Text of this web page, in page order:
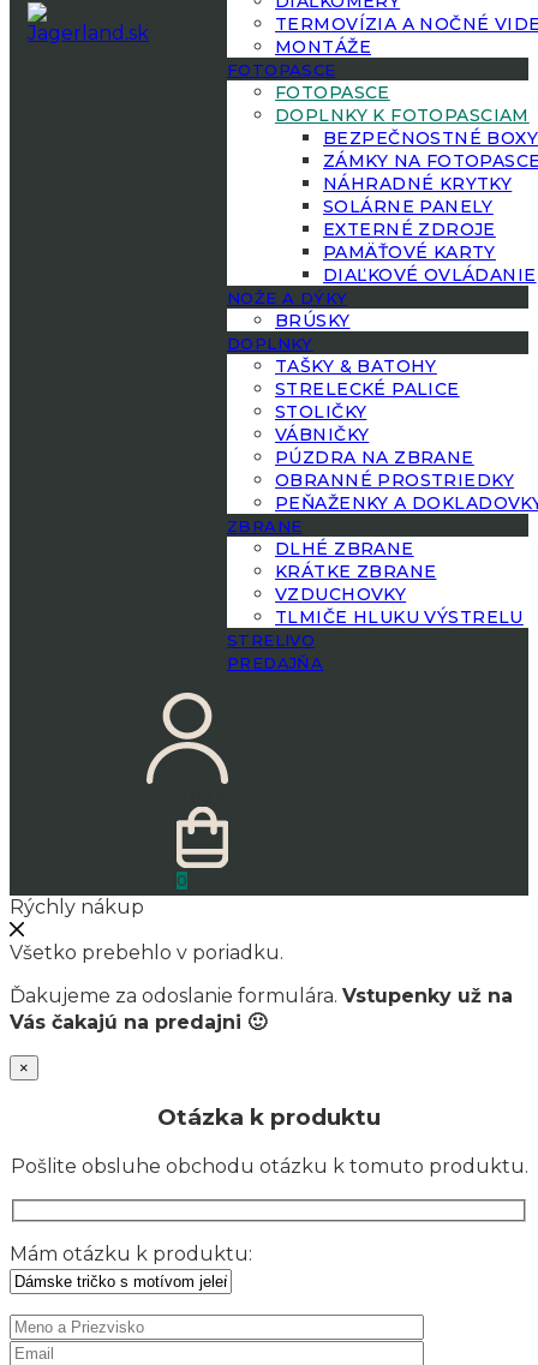
TERMOVÍZIA A NOČNÉ
MONTÁŽE
FOTOPASCE
FOTOPASCE
DOPLNKY K FOTOPASCIAM
BEZPEČNOSTNÉ BOXY
ZÁMKY NA
NÁHRADNÉ KRYTKY
SOLÁRNE PANELY
EXTERNÉ ZDROJE
PAMÄŤOVÉ KARTY
DIAĽKOVÉ OVLÁDANIE
NOŽE A DÝKY
BRÚSKY
DOPLNKY
TAŠKY & BATOHY
STRELECKÉ PALICE
STOLIČKY
VÁBNIČKY
PÚZDRA NA ZBRANE
OBRANNÉ PROSTRIEDKY
PEŇAŽENKY A
ZBRANE
DLHÉ ZBRANE
KRÁTKE ZBRANE
VZDUCHOVKY
TLMIČE HLUKU VÝSTRELU
STRELIVO
PREDAJŇA
0
Rýchly nákup
Všetko prebehlo v poriadku.
Ďakujeme za odoslanie formulára. Vstupenky už na
Vás čakajú na predajni 🙂
×
Otázka k produktu
Pošlite obsluhe obchodu otázku k tomuto produktu.
Mám otázku k produktu: